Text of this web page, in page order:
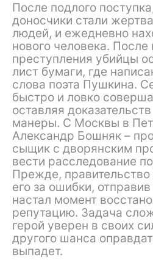
После подлого
доносчики стали
людей, и ежедневно
нового человека. После
преступления убийцы
лист бумаги, где
слова поэта Пушкина.
быстро и ловко
оставляя
манеры. С Москвы в
Александр Бошняк –
сыщик с дворянским
вести расследование
Прежде, правительство
его за ошибки,
настал момент
репутацию. Задача
герой уверен в своих
другого шанса
выпадет.